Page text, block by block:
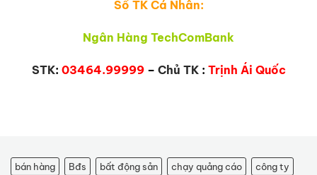
Số TK Cá Nhân:
Ngân Hàng TechComBank
STK: 03464.99999– Chủ TK: Trịnh Ái Quốc
bán hàng Bđs bất động sản chạy quảng cáo
công ty